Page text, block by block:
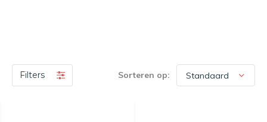
Filters Sorteren op: